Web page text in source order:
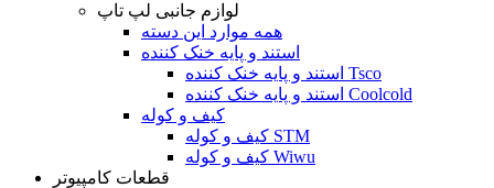
لوازم جانبی لپ تاپ
همه موارد این دسته
استند و پایه خنک کننده
استند و پایه خنک کننده Tsco
استند و پایه خنک کننده Coolcold
کیف و کوله
کیف و کوله STM
کیف و کوله Wiwu
قطعات کامپیوتر